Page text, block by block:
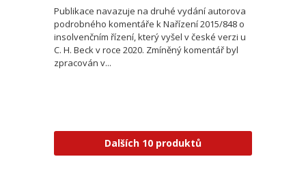
Publikace navazuje na druhé vydání autorova
podrobného komentáře k Nařízení 2015/848 o
insolvenčním řízení, který vyšel v české verzi u
C. H. Beck v roce 2020. Zmíněný komentář byl
zpracován v...
Dalších 10 produktů